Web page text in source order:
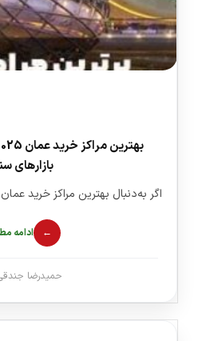
بازارهای
اگر به‌دنبال بهترین مراکز خرید عمان در سال
ادامه
حمیدرضا